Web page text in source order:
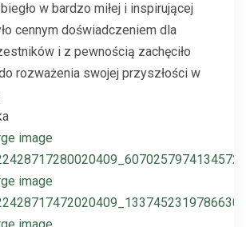
w bardzo miłej i inspirującej
cennym doświadczeniem dla
i z pewnością zachęciło
rozważenia swojej przyszłości w